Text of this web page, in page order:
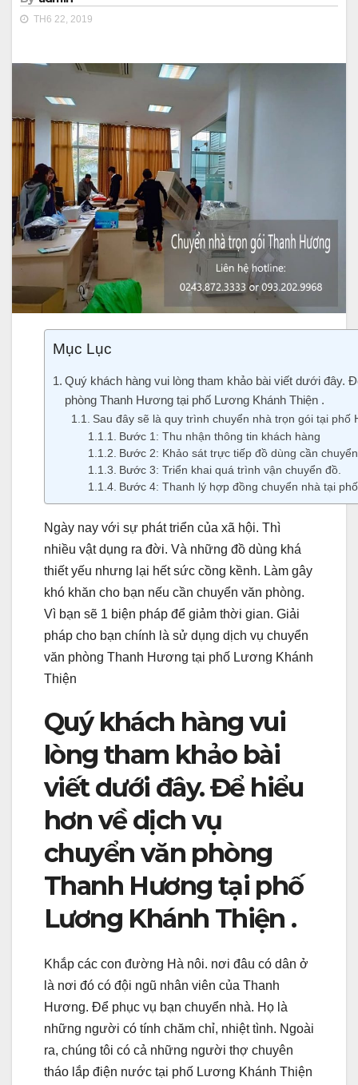
TH6 22, 2019
Mục Lục
Quý khách hàng vui lòng tham khảo bài viết dưới đây.
phòng Thanh Hương tại phố Lương Khánh Thiện .
Sau đây sẽ là quy trình chuyển nhà trọn gói tại phố
Bước 1: Thu nhận thông tin khách hàng
Bước 2: Khảo sát trực tiếp đồ dùng cần chuyển
Bước 3: Triển khai quá trình vận chuyển đồ.
Bước 4: Thanh lý hợp đồng chuyển nhà tại
Ngày nay với sự phát triển của xã hội. Thì
nhiều vật dụng ra đời. Và những đồ dùng khá
thiết yếu nhưng lại hết sức cồng kềnh. Làm gây
khó khăn cho bạn nếu cần chuyển văn phòng.
Vì bạn sẽ 1 biện pháp để giảm thời gian. Giải
pháp cho bạn chính là sử dụng dịch vụ chuyển
văn phòng Thanh Hương tại phố Lương Khánh
Thiện
Quý khách hàng vui
lòng tham khảo bài
viết dưới đây. Để hiểu
hơn về dịch vụ
chuyển văn phòng
Thanh Hương tại phố
Lương Khánh Thiện .
Khắp các con đường Hà nôi. nơi đâu có dân ở
là nơi đó có đội ngũ nhân viên của Thanh
Hương. Để phục vụ bạn chuyển nhà. Họ là
những người có tính chăm chỉ, nhiệt tình. Ngoài
ra, chúng tôi có cả những người thợ chuyên
tháo lắp điện nước tại phố Lương Khánh Thiện